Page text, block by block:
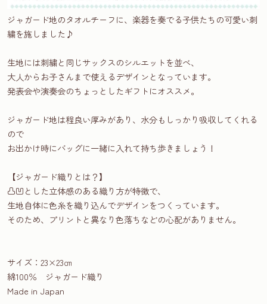
ジャガード地のタオルチーフに、楽器を奏でる子供たちの可愛い刺
繍を施しました♪
生地には刺繍と同じサックスのシルエットを並べ、
大人からお子さんまで使えるデザインとなっています。
発表会や演奏会のちょっとしたギフトにオススメ。
ジャガード地は程良い厚みがあり、水分もしっかり吸収してくれる
ので
お出かけ時にバッグに一緒に入れて持ち歩きましょう！
【ジャガード織りとは？】
凸凹とした立体感のある織り方が特徴で、
生地自体に色糸を織り込んでデザインをつくっています。
そのため、プリントと異なり色落ちなどの心配がありません。
サイズ：23×23㎝
綿100％ ジャガード織り
Made in Japan